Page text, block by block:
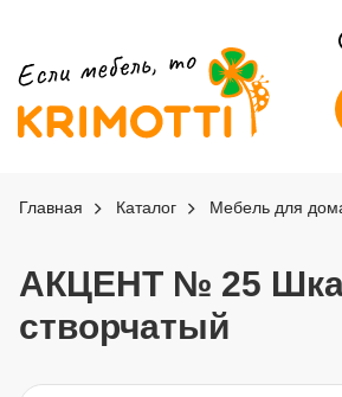
Главная Каталог Мебель для
АКЦЕНТ № 25
створчатый